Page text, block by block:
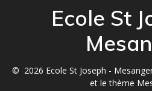
Ecole St
© 2026 Ecole St Joseph -
et lethème